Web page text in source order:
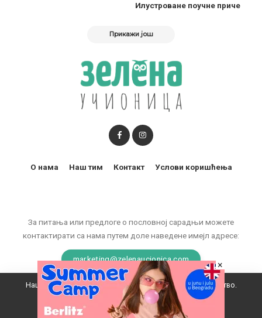
Илустроване поучне приче
Прикажи још
За питања или предлоге о пословној сарадњи можете
контактирати са нама путем доле наведене имејл адресе:
marketing@zelenaucionica.com
О нама Наш тим Контакт Услови коришћења
© 2011-2024 Copyright by Zelena učionica. All Rights reserved.
Наш вебсајт користи колачиће да побољша ваше искуство.
Прихватам
×